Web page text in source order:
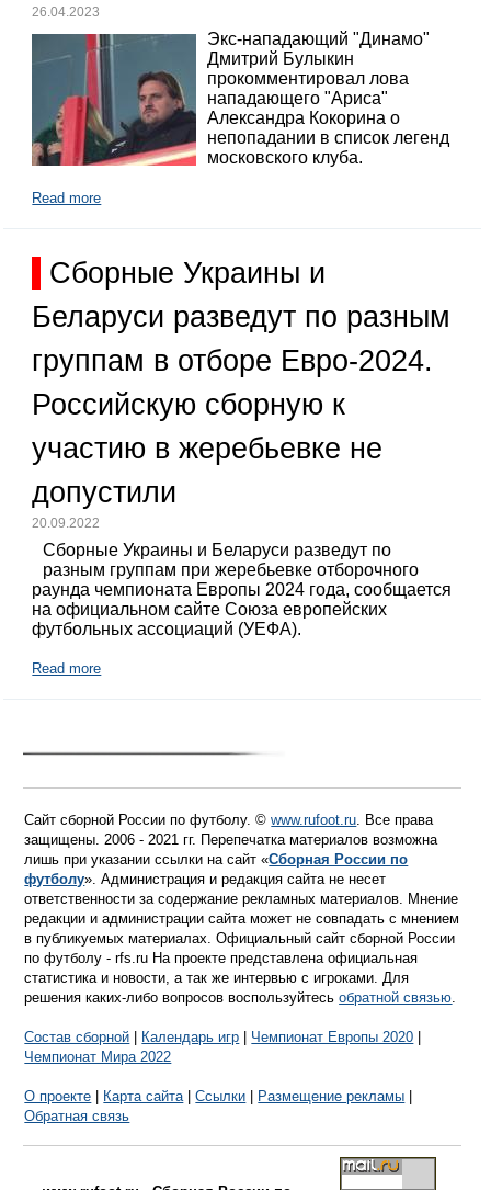
26.04.2023
Экс-нападающий "Динамо"
Дмитрий Булыкин
прокомментировал лова
нападающего "Ариса"
Александра Кокорина о
непопадании в список легенд
московского клуба.
Read more
Сборные Украины и
Беларуси разведут по разным
группам в отборе Евро-2024.
Российскую сборную к
участию в жеребьевке не
допустили
20.09.2022
Сборные Украины и Беларуси разведут по
разным группам при жеребьевке отборочного
раунда чемпионата Европы 2024 года, сообщается
на официальном сайте Союза европейских
футбольных ассоциаций (УЕФА).
Read more
Сайт сборной России по футболу. ©www.rufoot.ru. Все права
защищены. 2006 - 2021 гг. Перепечатка материалов возможна
лишь при указании ссылки на сайт «Сборная России по
футболу». Администрация и редакция сайта не несет
ответственности за содержание рекламных материалов. Мнение
редакции и администрации сайта может не совпадать с мнением
в публикуемых материалах. Официальный сайт сборной России
по футболу - rfs.ru На проекте представлена официальная
статистика и новости, а так же интервью с игроками. Для
решения каких-либо вопросов воспользуйтесьобратной связью.
Состав сборной Календарь игр Чемпионат Европы 2020
Чемпионат Мира 2022
О проекте Карта сайта|Ссылки Размещение рекламы
Обратная связь